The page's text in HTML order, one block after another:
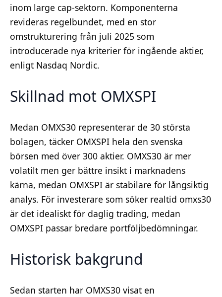
inom large cap-sektorn. Komponenterna
revideras regelbundet, med en stor
omstrukturering från juli 2025 som
introducerade nya kriterier för ingående aktier,
enligt Nasdaq Nordic.
Skillnad mot OMXSPI
Medan OMXS30 representerar de 30 största
bolagen, täcker OMXSPI hela den svenska
börsen med över 300 aktier. OMXS30 är mer
volatilt men ger bättre insikt i marknadens
kärna, medan OMXSPI är stabilare för långsiktig
analys. För investerare som söker realtid omxs30
är det idealiskt för daglig trading, medan
OMXSPI passar bredare portföljbedömningar.
Historisk bakgrund
Sedan starten har OMXS30 visat en